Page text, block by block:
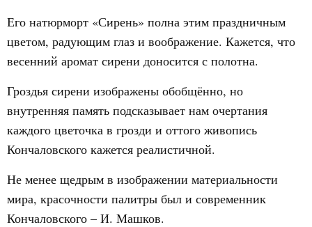
Его натюрморт «Сирень» полна этим праздничным
цветом, радующим глаз и воображение. Кажется, что
весенний аромат сирени доносится с полотна.
Гроздья сирени изображены обобщённо, но
внутренняя память подсказывает нам очертания
каждого цветочка в грозди и оттого живопись
Кончаловского кажется реалистичной.
Не менее щедрым в изображении материальности
мира, красочности палитры был и современник
Кончаловского – И. Машков.